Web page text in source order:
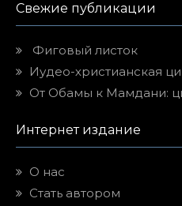
Свежие публикации
Фиговый листок
Иудео-христианская
От Обамы к Мамдани:
Интернет издание
О нас
Стать автором